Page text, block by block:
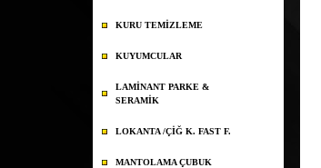
KURU TEMİZLEME
KUYUMCULAR
LAMİNANT PARKE &
SERAMİK
LOKANTA /ÇİĞ K. FAST F.
MANTOLAMA ÇUBUK